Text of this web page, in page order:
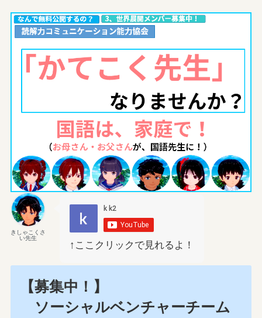
きしゃこくさ
い先生
↑ここクリックで見れるよ！
【募集中！】
ソーシャルベンチャーチーム